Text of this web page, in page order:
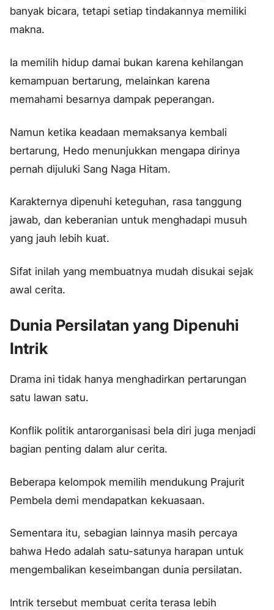
banyak bicara, tetapi setiap tindakannya memiliki
makna.
Ia memilih hidup damai bukan karena kehilangan
kemampuan bertarung, melainkan karena
memahami besarnya dampak peperangan.
Namun ketika keadaan memaksanya kembali
bertarung, Hedo menunjukkan mengapa dirinya
pernah dijuluki Sang Naga Hitam.
Karakternya dipenuhi keteguhan, rasa tanggung
jawab, dan keberanian untuk menghadapi musuh
yang jauh lebih kuat.
Sifat inilah yang membuatnya mudah disukai sejak
awal cerita.
Dunia Persilatan yang Dipenuhi
Intrik
Drama ini tidak hanya menghadirkan pertarungan
satu lawan satu.
Konflik politik antarorganisasi bela diri juga menjadi
bagian penting dalam alur cerita.
Beberapa kelompok memilih mendukung Prajurit
Pembela demi mendapatkan kekuasaan.
Sementara itu, sebagian lainnya masih percaya
bahwa Hedo adalah satu-satunya harapan untuk
mengembalikan keseimbangan dunia persilatan.
Intrik tersebut membuat cerita terasa lebih